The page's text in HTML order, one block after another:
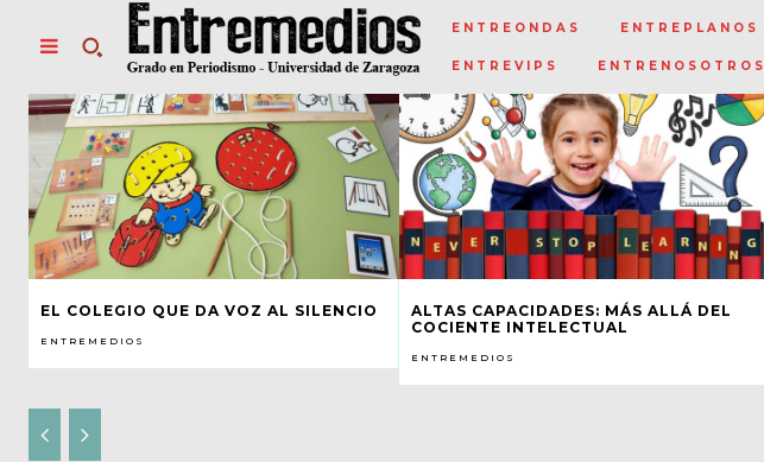
ENTREONDAS ENTREPLANOS
ENTREVIPS ENTRENOSOTROS
EL COLEGIO QUE DA VOZ AL SILENCIO
ENTREMEDIOS
ALTAS CAPACIDADES: MÁS ALLÁ DEL
COCIENTE INTELECTUAL
ENTREMEDIOS